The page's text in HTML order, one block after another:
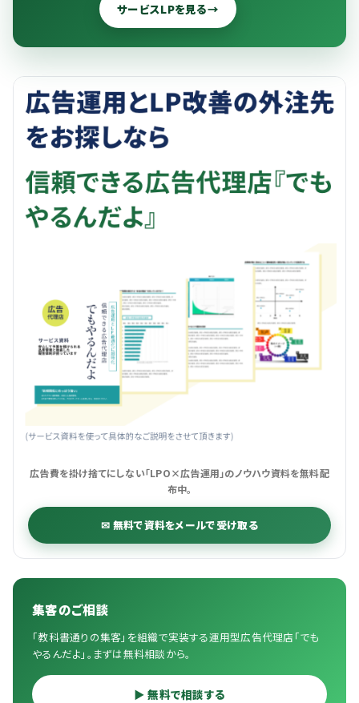
サービスLPを見る→
広告費を掛け捨てにしない「LPO×広告運用」のノウハウ資料を無料配
布中。
✉ 無料で資料をメールで受け取る
集客のご相談
「教科書通りの集客」を組織で実装する運用型広告代理店「でも
やるんだよ」。まずは無料相談から。
▶ 無料で相談する